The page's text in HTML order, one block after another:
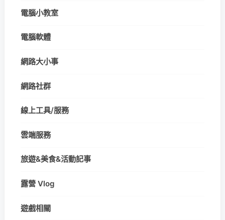
電腦小教室
電腦軟體
網路大小事
網路社群
線上工具/服務
雲端服務
旅遊&美食&活動記事
露營 Vlog
遊戲相關